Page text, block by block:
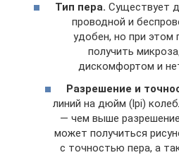
Тип пера. Существует
проводной и
удобен, но при этом
получить
дискомфортом и
Разрешение и
линий на дюйм (lpi)
— чем выше
может получиться
с точностью пера, а